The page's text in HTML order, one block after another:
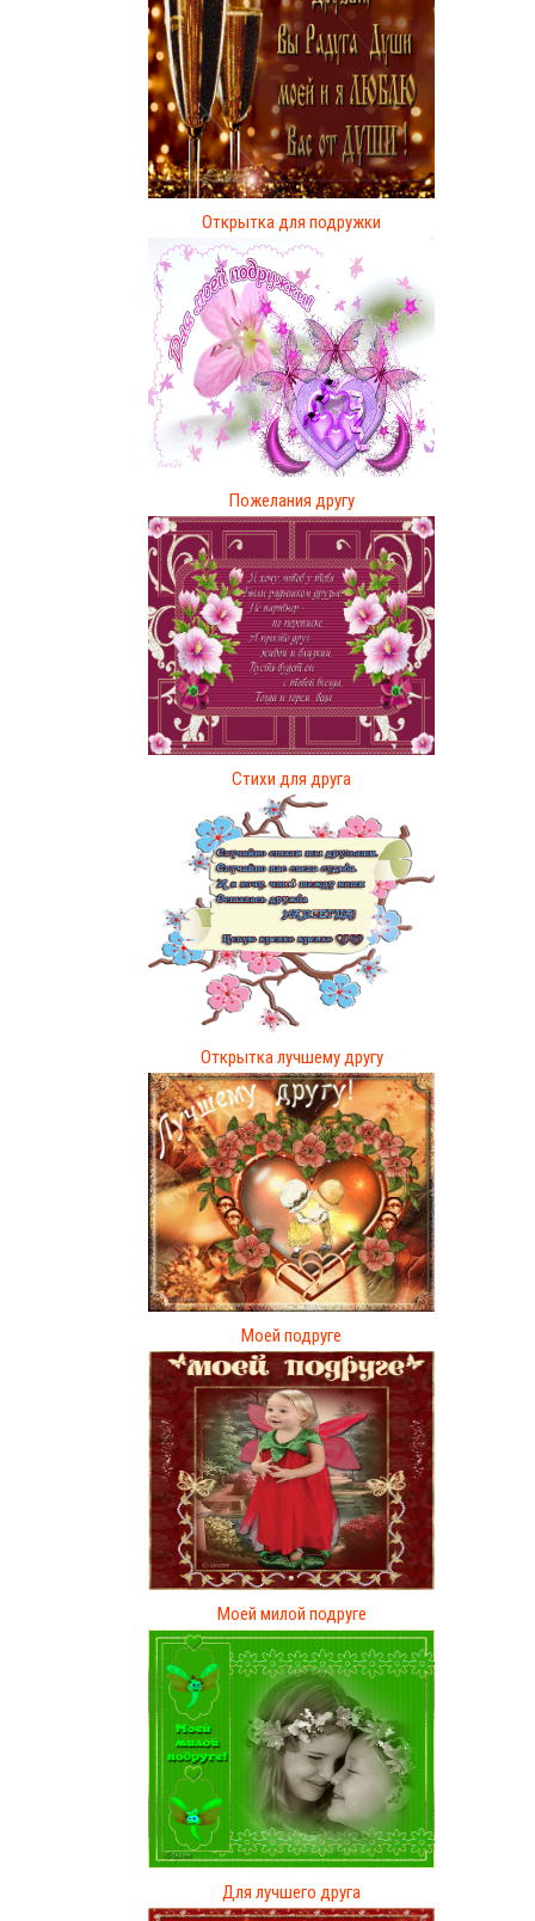
Открытка для подружки
Пожелания другу
Стихи для друга
Открытка лучшему другу
Моей подруге
Моей милой подруге
Для лучшего друга